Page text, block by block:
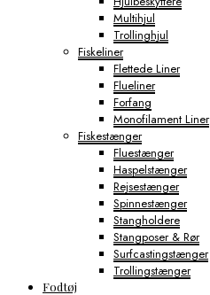
Multihjul
Trollinghjul
Fiskeliner
Flettede Liner
Flueliner
Forfang
Monofilament Liner
Fiskestænger
Fluestænger
Haspelstænger
Rejsestænger
Spinnestænger
Stangholdere
Stangposer & Rør
Surfcastingstænger
Trollingstænger
Fodtøj